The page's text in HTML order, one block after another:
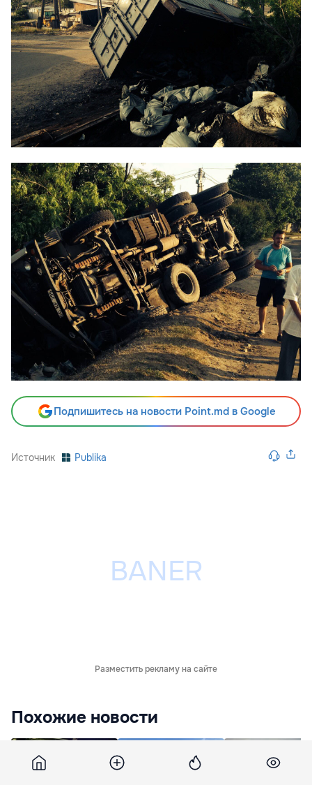
Подпишитесь на новости Point.md в Google
Источник Publika
Разместить рекламу на сайте
Похожие новости